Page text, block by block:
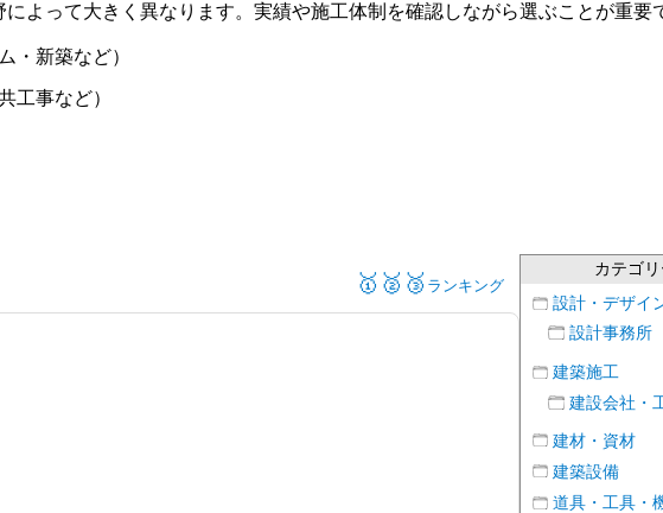
よって大きく異なります。実績や施工体制を確認しながら選ぶことが重要
・新築など）
工事など）
🥇🥈🥉 ランキング
カテゴリ
設計・デザイ
設計事務所
建築施工
建設会社・
建材・資材
建築設備
道具・工具・